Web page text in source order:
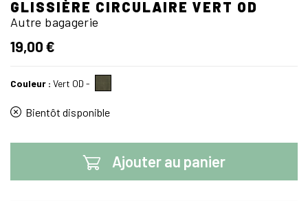
GLISSIÈRE CIRCULAIRE VERT OD
Autre bagagerie
19,00 €
Couleur : Vert OD -
Bientôt disponible
Ajouter au panier